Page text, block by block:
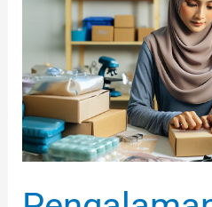
Shopee:
Kaedah
Mudah
Dilakukan